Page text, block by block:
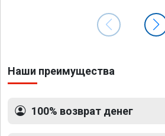
Наши преимущества
100% возврат денег